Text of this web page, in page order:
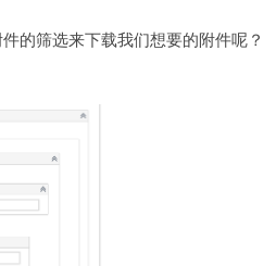
的筛选来下载我们想要的附件呢？